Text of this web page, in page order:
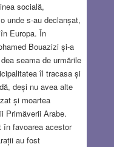
socială,
unde s-au declanșat,
Europa. În
Bouazizi și-a
seama de urmările
îl tracasa și
deși nu avea alte
și moartea
Primăverii Arabe.
în favoarea acestor
au fost